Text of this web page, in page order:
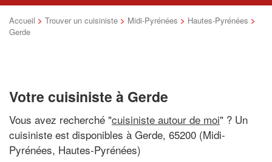
Accueil > Trouver un cuisiniste > Midi-Pyrénées > Hautes-Pyrénées >
Gerde
Votre cuisiniste à Gerde
Vous avez recherché "cuisiniste autour de moi" ? Un
cuisiniste est disponibles à Gerde, 65200 (Midi-
Pyrénées, Hautes-Pyrénées)